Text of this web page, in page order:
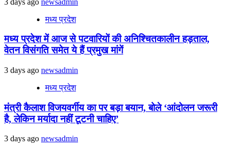
मध्य प्रदेश
मध्य प्रदेश में आज से पटवारियों की अनिश्चितकालीन हड़ताल,
वेतन विसंगति समेत ये हैं प्रमुख मांगें
3 days ago newsadmin
मध्य प्रदेश
मंत्री कैलाश विजयवर्गीय का पर बड़ा बयान, बोले ‘आंदोलन जरूरी
है, लेकिन मर्यादा नहीं टूटनी चाहिए’
3 days ago newsadmin